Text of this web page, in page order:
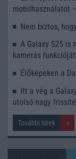
mobilhasználatot
Nem biztos,
A Galaxy S25 is
kamerás funkcióját
Élőképeken a
Itt a vég a
utolsó nagy
További hírek